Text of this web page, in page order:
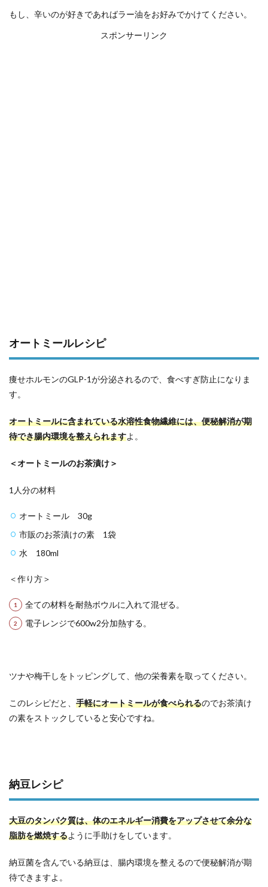
もし、辛いのが好きであればラー油をお好みでかけてください。
スポンサーリンク
オートミールレシピ
痩せホルモンのGLP-1が分泌されるので、食べすぎ防止になりま
す。
オートミールに含まれている水溶性食物繊維には、便秘解消が期
待でき腸内環境を整えられますよ。
＜オートミールのお茶漬け＞
1人分の材料
オートミール 30g
市販のお茶漬けの素 1袋
水 180ml
＜作り方＞
全ての材料を耐熱ボウルに入れて混ぜる。
電子レンジで600w2分加熱する。
ツナや梅干しをトッピングして、他の栄養素を取ってください。
このレシピだと、 手軽にオートミールが食べられるのでお茶漬け
の素をストックしていると安心ですね。
納豆レシピ
大豆のタンパク質は、体のエネルギー消費をアップさせて余分な
脂肪を燃焼するように手助けをしています。
納豆菌を含んでいる納豆は、腸内環境を整えるので便秘解消が期
待できますよ。